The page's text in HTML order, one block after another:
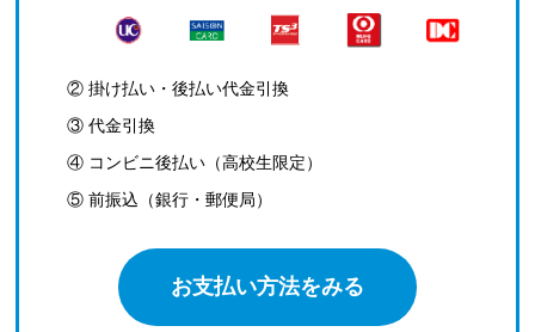
② 掛け払い・後払い代金引換
③ 代金引換
④ コンビニ後払い（高校生限定）
⑤ 前振込（銀行・郵便局）
お支払い方法をみる